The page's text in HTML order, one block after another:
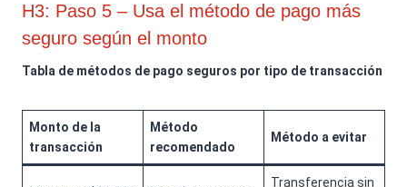
H3: Paso 5 – Usa el método de pago más
seguro según el monto
Tabla de métodos de pago seguros por tipo de transacción
Monto de la
transacción
Método
recomendado
Método a evitar
Transferencia sin